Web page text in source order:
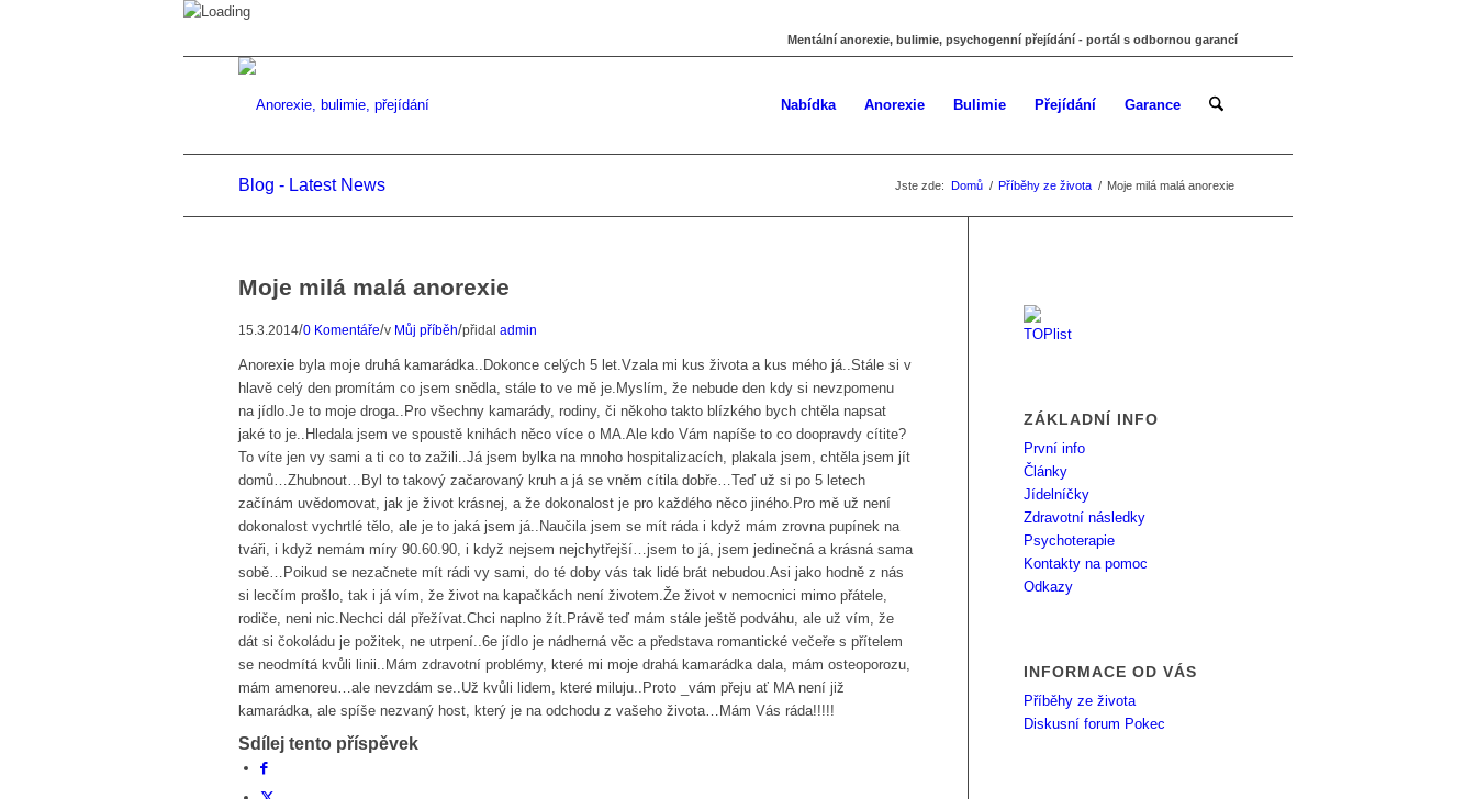
Mentální anorexie, bulimie, psychogenní přejídání - portál s odbornou garancí
Nabídka Anorexie Bulimie Přejídání Garance
Blog - Latest News Jste zde: Domů / Příběhy ze života / Moje milá malá anorexie
Moje milá malá anorexie
15.3.2014/0 Komentáře/v Můj příběh/přidal admin
Anorexie byla moje druhá kamarádka..Dokonce celých 5 let.Vzala mi kus života a kus mého já..Stále si v
hlavě celý den promítám co jsem snědla, stále to ve mě je.Myslím, že nebude den kdy si nevzpomenu
na jídlo.Je to moje droga..Pro všechny kamarády, rodiny, či někoho takto blízkého bych chtěla napsat
jaké to je..Hledala jsem ve spoustě knihách něco více o MA.Ale kdo Vám napíše to co doopravdy cítite?
To víte jen vy sami a ti co to zažili..Já jsem bylka na mnoho hospitalizacích, plakala jsem, chtěla jsem jít
domů…Zhubnout…Byl to takový začarovaný kruh a já se vněm cítila dobře…Teď už si po 5 letech
začínám uvědomovat, jak je život krásnej, a že dokonalost je pro každého něco jiného.Pro mě už není
dokonalost vychrtlé tělo, ale je to jaká jsem já..Naučila jsem se mít ráda i když mám zrovna pupínek na
tváři, i když nemám míry 90.60.90, i když nejsem nejchytřejší…jsem to já, jsem jedinečná a krásná sama
sobě…Poikud se nezačnete mít rádi vy sami, do té doby vás tak lidé brát nebudou.Asi jako hodně z nás
si lecčím prošlo, tak i já vím, že život na kapačkách není životem.Že život v nemocnici mimo přátele,
rodiče, neni nic.Nechci dál přežívat.Chci naplno žít.Právě teď mám stále ještě podváhu, ale už vím, že
dát si čokoládu je požitek, ne utrpení..6e jídlo je nádherná věc a představa romantické večeře s přítelem
se neodmítá kvůli linii..Mám zdravotní problémy, které mi moje drahá kamarádka dala, mám osteoporozu,
mám amenoreu…ale nevzdám se..Už kvůli lidem, které miluju..Proto _vám přeju ať MA není již
kamarádka, ale spíše nezvaný host, který je na odchodu z vašeho života…Mám Vás ráda!!!!!
Sdílej tento příspěvek
ZÁKLADNÍ INFO
První info
Články
Jídelníčky
Zdravotní následky
Psychoterapie
Kontakty na pomoc
Odkazy
INFORMACE OD VÁS
Příběhy ze života
Diskusní forum Pokec